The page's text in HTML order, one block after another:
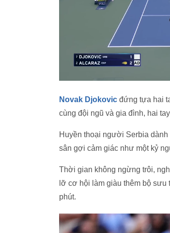
Novak Djokovic đứng tựa hai
cùng đội ngũ và gia đình, hai
Huyền thoại người Serbia
sân gợi cảm giác như một kỷ
Thời gian không ngừng trôi,
lỡ cơ hội làm giàu thêm bộ sưu
phút.